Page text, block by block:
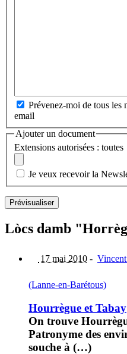
Prévenez-moi de tous les
email
Ajouter un document
Extensions autorisées : toutes
Je veux recevoir la
Lòcs damb
17 mai 2010 - Vincent
(Lanne-en-Barétous)
Hourrègue et Tabay
On trouve
Patronyme des
souche à (…)